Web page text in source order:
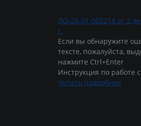
ЛО-26-01-005214 от 2
г.
Если вы обнаружите
тексте, пожалуйста,
нажмите Ctrl+Enter
Инструкция по работе
Читать подробнее